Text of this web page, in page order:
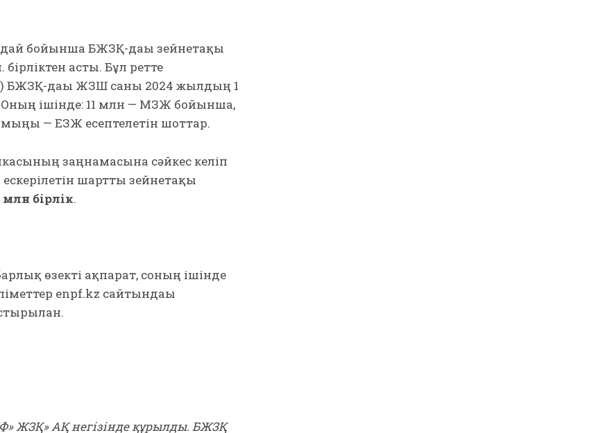
бойынша БЖЗҚ-дағы зейнетақы
асты. Бұл ретте
дағы ЖЗШ саны 2024 жылдың 1
Оның ішінде: 11 млн — МЗЖ бойынша,
— ЕЗЖ есептелетін шоттар.
заңнамасына сәйкес келіп
шартты зейнетақы
млн бірлік.
өзекті ақпарат, соның ішінде
enpf.kz сайтындағы
ЖЗҚ» АҚ негізінде құрылды. БЖЗҚ